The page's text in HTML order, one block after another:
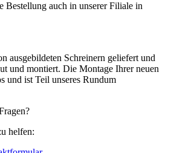
Bestellung auch in unserer Filiale in
ausgebildeten Schreinern geliefert und
und montiert. Die Montage Ihrer neuen
und ist Teil unseres Rundum
helfen: